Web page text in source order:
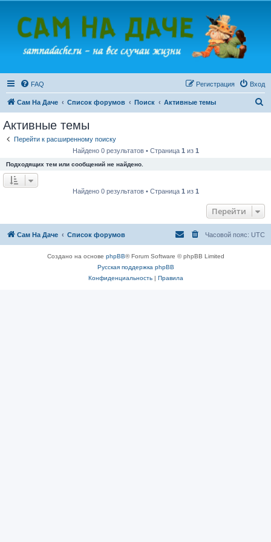
FAQ Вход
Регистрация
Сам На Даче Список форумов Поиск Активные темы
Активные темы
Перейти к расширенному поиску
Найдено 0 результатов • Страница 1 из 1
Подходящих тем или сообщений не найдено.
Найдено 0 результатов • Страница 1 из 1
Перейти
Сам На Даче Список форумов Часовой пояс: UTC
Создано на основе phpBB® Forum Software © phpBB Limited
Русская поддержка phpBB
Конфиденциальность| Правила